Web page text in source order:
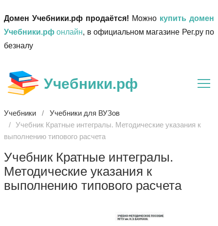
Домен Учебники.рф продаётся! Можно купить домен
Учебники.рф онлайн, в официальном магазине Рег.ру по
безналу
Учебники.рф
Учебники
Учебники для ВУЗов
Учебник Кратные интегралы. Методические указания к
выполнению типового расчета
Учебник Кратные интегралы.
Методические указания к
выполнению типового расчета